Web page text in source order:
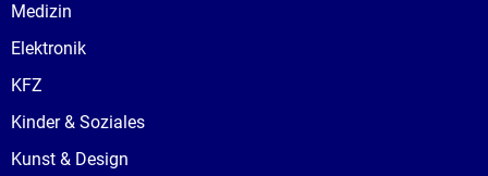
Medizin
Elektronik
KFZ
Kinder & Soziales
Kunst & Design